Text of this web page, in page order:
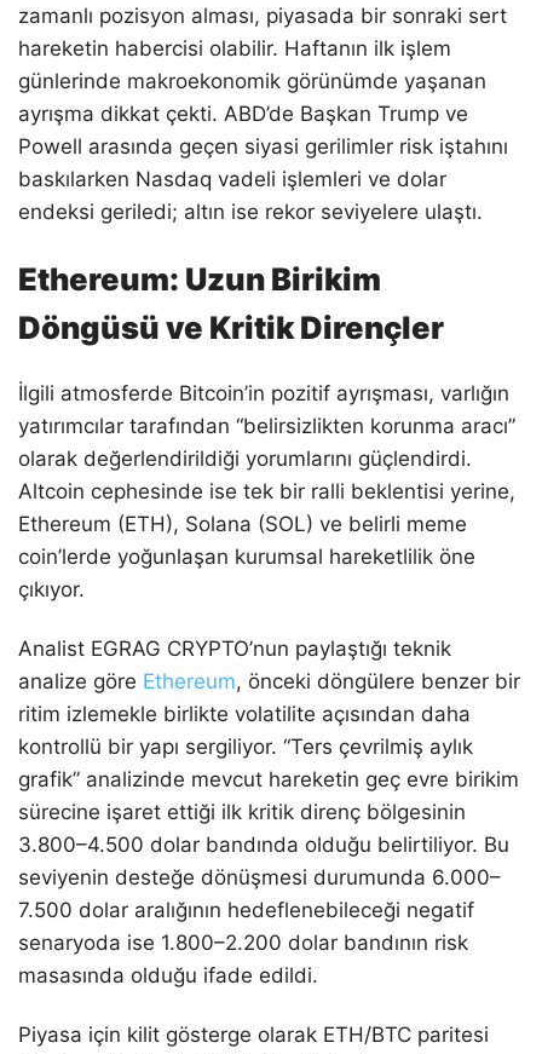
zamanlı pozisyon alması, piyasada bir sonraki sert
hareketin habercisi olabilir. Haftanın ilk işlem
günlerinde makroekonomik görünümde yaşanan
ayrışma dikkat çekti. ABD’de Başkan Trump ve
Powell arasında geçen siyasi gerilimler risk iştahını
baskılarken Nasdaq vadeli işlemleri ve dolar
endeksi geriledi; altın ise rekor seviyelere ulaştı.
Ethereum: Uzun Birikim
Döngüsü ve Kritik Dirençler
İlgili atmosferde Bitcoin’in pozitif ayrışması, varlığın
yatırımcılar tarafından “belirsizlikten korunma aracı”
olarak değerlendirildiği yorumlarını güçlendirdi.
Altcoin cephesinde ise tek bir ralli beklentisi yerine,
Ethereum (ETH), Solana (SOL) ve belirli meme
coin’lerde yoğunlaşan kurumsal hareketlilik öne
çıkıyor.
Analist EGRAG CRYPTO’nun paylaştığı teknik
analize göre Ethereum, önceki döngülere benzer bir
ritim izlemekle birlikte volatilite açısından daha
kontrollü bir yapı sergiliyor. “Ters çevrilmiş aylık
grafik” analizinde mevcut hareketin geç evre birikim
sürecine işaret ettiği ilk kritik direnç bölgesinin
3.800–4.500 dolar bandında olduğu belirtiliyor. Bu
seviyenin desteğe dönüşmesi durumunda 6.000–
7.500 dolar aralığının hedeflenebileceği negatif
senaryoda ise 1.800–2.200 dolar bandının risk
masasında olduğu ifade edildi.
Piyasa için kilit gösterge olarak ETH/BTC paritesi